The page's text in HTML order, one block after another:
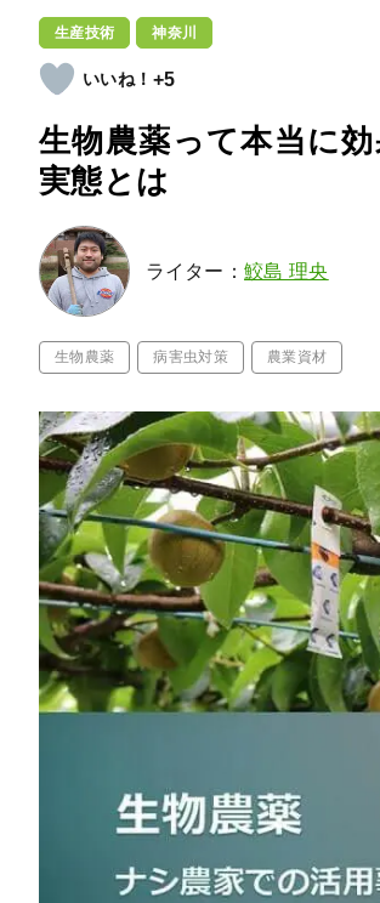
生産技術 神奈川
+5
生物農薬って本当に
実態とは
ライター：鮫島 理央
生物農薬 病害虫対策 農業資材